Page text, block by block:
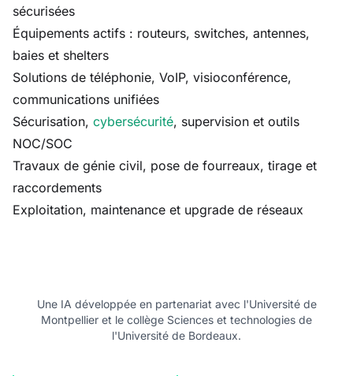
sécurisées
Équipements actifs : routeurs, switches, antennes,
baies et shelters
Solutions de téléphonie, VoIP, visioconférence,
communications unifiées
Sécurisation, cybersécurité, supervision et outils
NOC/SOC
Travaux de génie civil, pose de fourreaux, tirage et
raccordements
Exploitation, maintenance et upgrade de réseaux
Une IA développée en partenariat avec l'Université de
Montpellier et le collège Sciences et technologies de
l'Université de Bordeaux.